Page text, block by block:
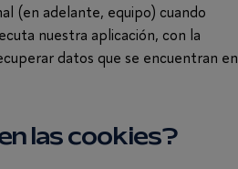
(en adelante, equipo) cuando
nuestra aplicación, con la
datos que se encuentran en
las cookies?